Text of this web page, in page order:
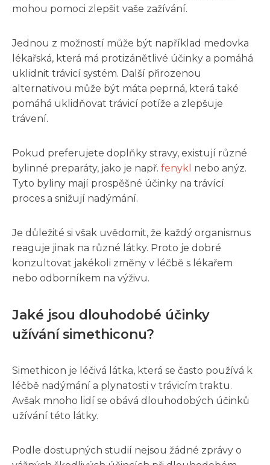
mohou pomoci zlepšit vaše zažívání.
Jednou z možností může být například medovka
lékařská, která má protizánětlivé účinky a pomáhá
uklidnit trávicí systém. Další přirozenou
alternativou může být máta peprná, která také
pomáhá uklidňovat trávicí potíže a zlepšuje
trávení.
Pokud preferujete doplňky stravy, existují různé
bylinné preparáty, jako je např. fenykl nebo anýz.
Tyto byliny mají prospěšné účinky na trávící
proces a snižují nadýmání.
Je důležité si však uvědomit, že každý organismus
reaguje jinak na různé látky. Proto je dobré
konzultovat jakékoli změny v léčbě s lékařem
nebo odborníkem na výživu.
Jaké jsou dlouhodobé účinky
užívání simethiconu?
Simethicon je léčivá látka, která se často používá k
léčbě nadýmání a plynatosti v trávicím traktu.
Avšak mnoho lidí se obává dlouhodobých účinků
užívání této látky.
Podle dostupných studií nejsou žádné zprávy o